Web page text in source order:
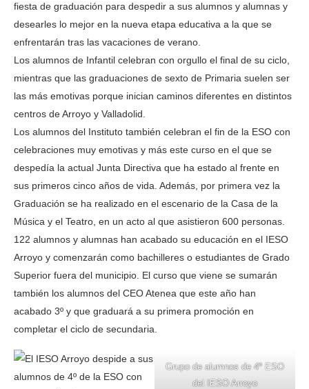
fiesta de graduación para despedir a sus alumnos y alumnas y
desearles lo mejor en la nueva etapa educativa a la que se
enfrentarán tras las vacaciones de verano.
Los alumnos de Infantil celebran con orgullo el final de su ciclo,
mientras que las graduaciones de sexto de Primaria suelen ser
las más emotivas porque inician caminos diferentes en distintos
centros de Arroyo y Valladolid.
Los alumnos del Instituto también celebran el fin de la ESO con
celebraciones muy emotivas y más este curso en el que se
despedía la actual Junta Directiva que ha estado al frente en
sus primeros cinco años de vida. Además, por primera vez la
Graduación se ha realizado en el escenario de la Casa de la
Música y el Teatro, en un acto al que asistieron 600 personas.
122 alumnos y alumnas han acabado su educación en el IESO
Arroyo y comenzarán como bachilleres o estudiantes de Grado
Superior fuera del municipio. El curso que viene se sumarán
también los alumnos del CEO Atenea que este año han
acabado 3º y que graduará a su primera promoción en
completar el ciclo de secundaria.
Grupo de alumnos de 4º ESO
del IESO Arroyo